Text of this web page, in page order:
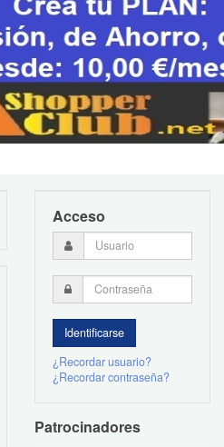
Acceso
¿Recordar usuario?
¿Recordar contraseña?
Patrocinadores